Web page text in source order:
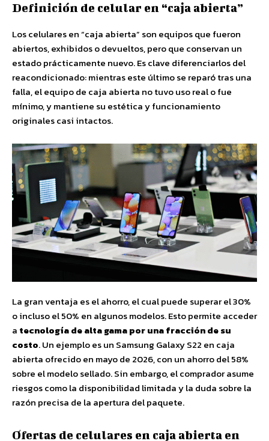
Definición de celular en “caja abierta”
Los celulares en “caja abierta” son equipos que fueron
abiertos, exhibidos o devueltos, pero que conservan un
estado prácticamente nuevo. Es clave diferenciarlos del
reacondicionado: mientras este último se reparó tras una
falla, el equipo de caja abierta no tuvo uso real o fue
mínimo, y mantiene su estética y funcionamiento
originales casi intactos.
La gran ventaja es el ahorro, el cual puede superar el 30%
o incluso el 50% en algunos modelos. Esto permite acceder
a tecnología de alta gama por una fracción de su
costo. Un ejemplo es un Samsung Galaxy S22 en caja
abierta ofrecido en mayo de 2026, con un ahorro del 58%
sobre el modelo sellado. Sin embargo, el comprador asume
riesgos como la disponibilidad limitada y la duda sobre la
razón precisa de la apertura del paquete.
Ofertas de celulares en caja abierta en